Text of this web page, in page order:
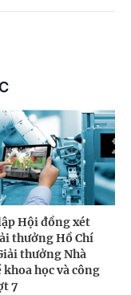
Hội đồng xét
thưởng Hồ Chí
thưởng Nhà
khoa học và công
7